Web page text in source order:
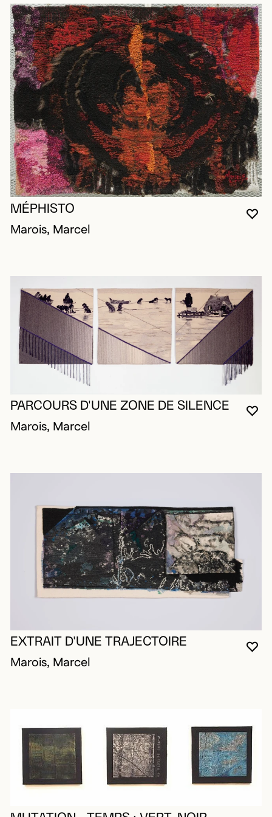
MÉPHISTO
Marois, Marcel
PARCOURS D'UNE ZONE DE SILENCE
Marois, Marcel
EXTRAIT D'UNE TRAJECTOIRE
Marois, Marcel